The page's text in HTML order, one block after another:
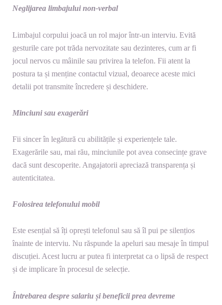
Neglijarea limbajului non-verbal
Limbajul corpului joacă un rol major într-un interviu. Evită
gesturile care pot trăda nervozitate sau dezinteres, cum ar fi
jocul nervos cu mâinile sau privirea la telefon. Fii atent la
postura ta și menține contactul vizual, deoarece aceste mici
detalii pot transmite încredere și deschidere.
Minciuni sau exagerări
Fii sincer în legătură cu abilitățile și experiențele tale.
Exagerările sau, mai rău, minciunile pot avea consecințe grave
dacă sunt descoperite. Angajatorii apreciază transparența și
autenticitatea.
Folosirea telefonului mobil
Este esențial să îți oprești telefonul sau să îl pui pe silențios
înainte de interviu. Nu răspunde la apeluri sau mesaje în timpul
discuției. Acest lucru ar putea fi interpretat ca o lipsă de respect
și de implicare în procesul de selecție.
Întrebarea despre salariu și beneficii prea devreme